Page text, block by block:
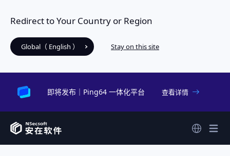
Redirect to Your Country or Region
Global（ English ） Stay on this site
即将发布｜Ping64 一体化平台 查看详情